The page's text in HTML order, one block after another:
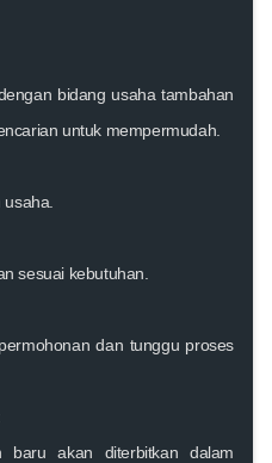
bidang usaha tambahan
untuk mempermudah.
sesuai kebutuhan.
dan tunggu proses
baru akan diterbitkan dalam